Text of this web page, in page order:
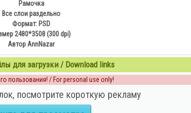
Рамочка
Все слои раздельно
Формат: PSD
2480*3508 (300 dpi)
Автор AnnNazar
для загрузки / Download links
пользования! / For personal use only!
посмотрите короткую рекламу